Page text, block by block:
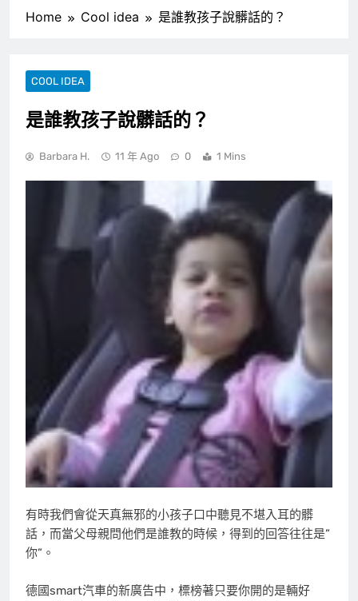
Home Cool idea 是誰教孩子說髒話的？
COOL IDEA
是誰教孩子說髒話的？
Barbara H. 11 年 Ago 0 1 Mins
有時我們會從天真無邪的小孩子口中聽見不堪入耳的髒
話，而當父母親問他們是誰教的時候，得到的回答往往是”
你”。
德國smart汽車的新廣告中，標榜著只要你開的是輛好